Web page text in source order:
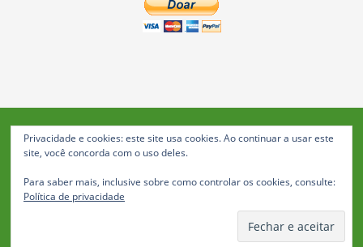
Blog da Feira: Jornal de Notícias de Feira de Santana
Todos os direitos reservados
Política de Privacidade
Privacidade e cookies: este site usa cookies. Ao continuar a usar este
site, você concorda com o uso deles.
Para saber mais, inclusive sobre como controlar os cookies, consulte:
Política de privacidade